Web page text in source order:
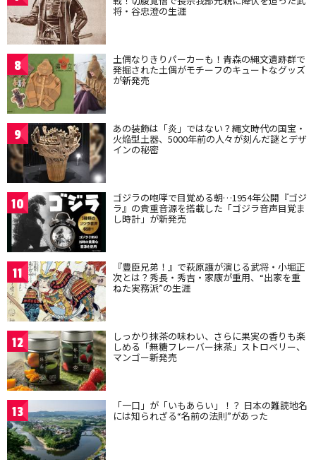
将・谷忠澄の生涯
8 土偶なりきりパーカーも！青森の縄文遺跡群で
発掘された土偶がモチーフのキュートなグッズ
が新発売
9 あの装飾は「炎」ではない？縄文時代の国宝・
火焔型土器、5000年前の人々が刻んだ謎とデザ
インの秘密
10 ゴジラの咆哮で目覚める朝…1954年公開『ゴジ
ラ』の貴重音源を搭載した「ゴジラ音声目覚ま
し時計」が新発売
11 『豊臣兄弟！』で萩原護が演じる武将・小堀正
次とは？秀長・秀吉・家康が重用、“出家を重
ねた実務派”の生涯
12 しっかり抹茶の味わい、さらに果実の香りも楽
しめる「無糖フレーバー抹茶」ストロベリー、
マンゴー新発売
13 「一口」が「いもあらい」！？ 日本の難読地名
には知られざる“名前の法則”があった